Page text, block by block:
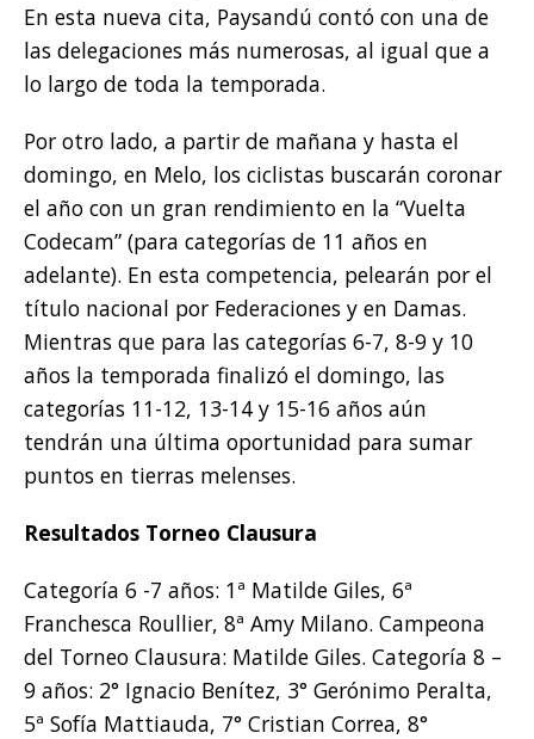
En esta nueva cita, Paysandú contó con una de
las delegaciones más numerosas, al igual que a
lo largo de toda la temporada.
Por otro lado, a partir de mañana y hasta el
domingo, en Melo, los ciclistas buscarán coronar
el año con un gran rendimiento en la “Vuelta
Codecam” (para categorías de 11 años en
adelante). En esta competencia, pelearán por el
título nacional por Federaciones y en Damas.
Mientras que para las categorías 6-7, 8-9 y 10
años la temporada finalizó el domingo, las
categorías 11-12, 13-14 y 15-16 años aún
tendrán una última oportunidad para sumar
puntos en tierras melenses.
Resultados Torneo Clausura
Categoría 6 -7 años: 1ª Matilde Giles, 6ª
Franchesca Roullier, 8ª Amy Milano. Campeona
del Torneo Clausura: Matilde Giles. Categoría 8 –
9 años: 2° Ignacio Benítez, 3° Gerónimo Peralta,
5ª Sofía Mattiauda, 7° Cristian Correa, 8°